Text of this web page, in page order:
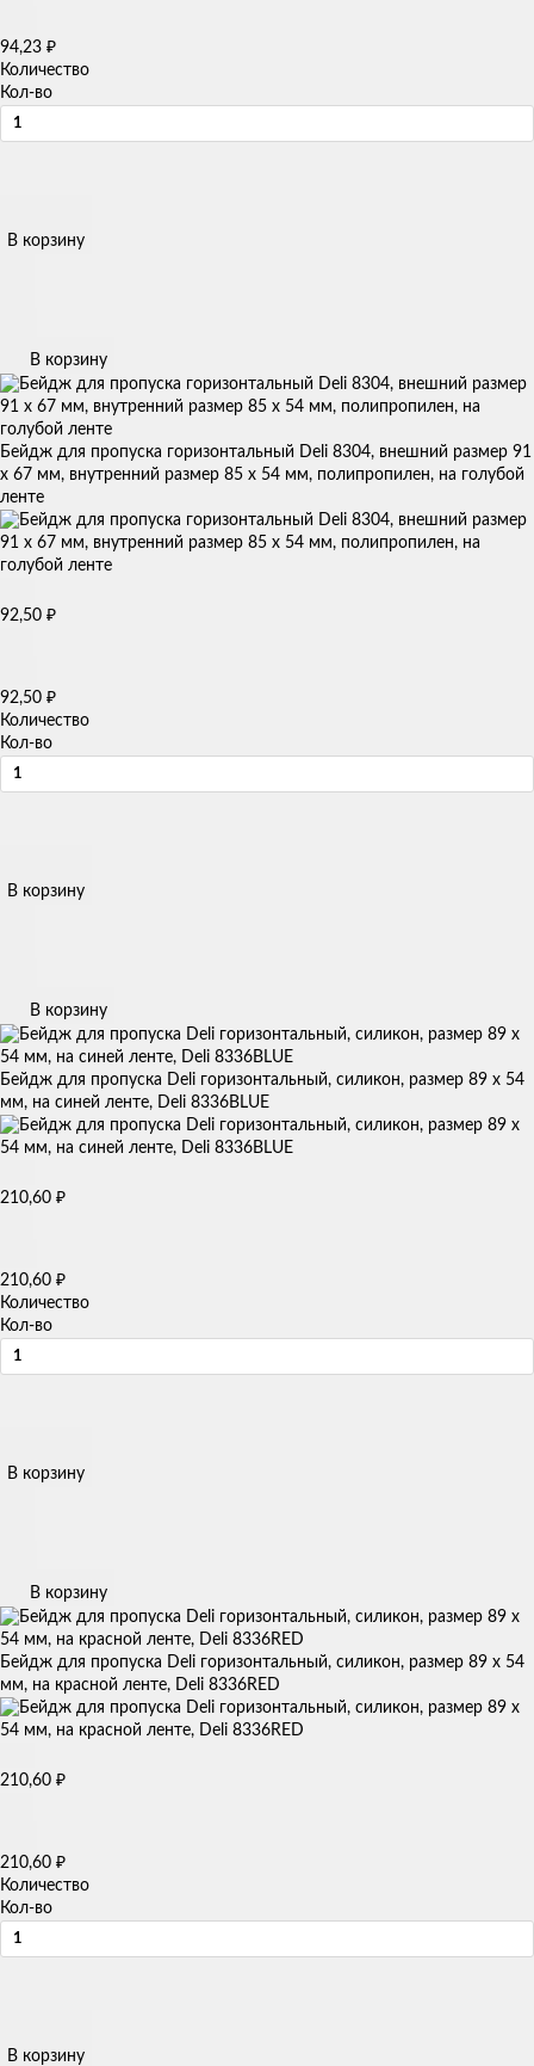
94,23 ₽
Количество
Кол-во
В корзину
В корзину
Бейдж для пропуска горизонтальный Deli 8304, внешний размер 91
х 67 мм, внутренний размер 85 х 54 мм, полипропилен, на голубой
ленте
92,50 ₽
92,50 ₽
Количество
Кол-во
В корзину
В корзину
Бейдж для пропуска Deli горизонтальный, силикон, размер 89 x 54
мм, на синей ленте, Deli 8336BLUE
210,60 ₽
210,60 ₽
Количество
Кол-во
В корзину
В корзину
Бейдж для пропуска Deli горизонтальный, силикон, размер 89 x 54
мм, на красной ленте, Deli 8336RED
210,60 ₽
210,60 ₽
Количество
Кол-во
В корзину